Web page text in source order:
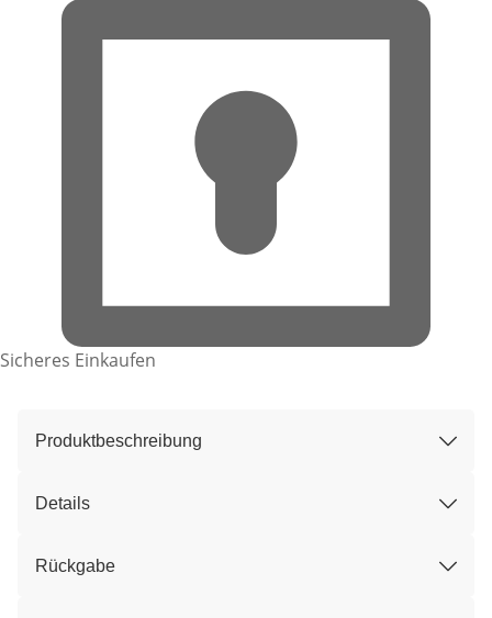
Sicheres Einkaufen
Produktbeschreibung
Details
Rückgabe